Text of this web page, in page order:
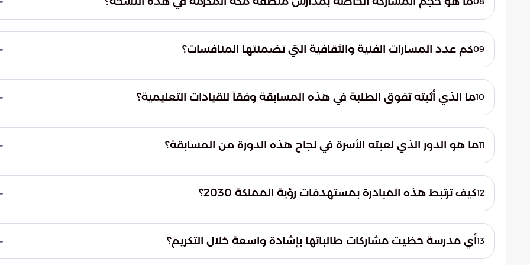
ومبدعة من طلاب وطالبات المنطقة، وهو ما يعزز مكانة مكة كحاضنة كبرى للمواهب الوطنية
الصاعدة.
09كم عدد المسارات الفنية والثقافية التي تضمنتها المنافسات؟
الطلاب، وشملت مجالات الفنون البصرية، والفنون الأدائية، والآداب، وغيرها من المسارات التي تلبي
شغف المبدعين.
10ما الذي أثبته تفوق الطلبة في هذه المسابقة وفقاً للقيادات التعليمية؟
المنافسة. كما أظهرت قدرتهم على تحويل الأفكار الذهنية والخيال إلى نتاج إبداعي ملموس يحاكي
المعايير الاحترافية العالمية.
11ما هو الدور الذي لعبته الأسرة في نجاح هذه الدورة من المسابقة؟
والتشجيع اللازم لأبنائها لإبراز مواهبهم. هذا التناغم المجتمعي اعتبر المحرك الأساسي لصناعة جيل
قادر على مواكبة طموحات الوطن.
12كيف ترتبط هذه المبادرة بمستهدفات رؤية المملكة 2030؟
صقل الشخصية وتعزيز الابتكار، وإعداد كفاءات شابة تمتلك أدوات التنافس الدولي مع التمسك
بالموروث الثقافي الأصيل.
13أي مدرسة حظيت مشاركات طالباتها بإشادة واسعة خلال التكريم؟